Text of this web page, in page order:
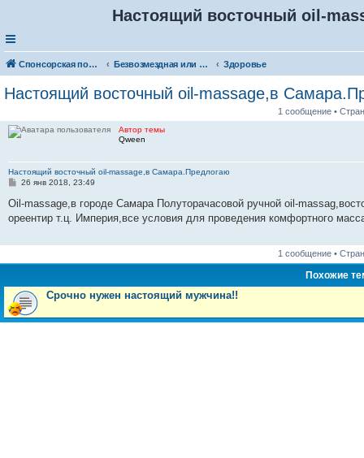
Настоящий восточный oil-
Спонсорская помощь. Разместите своё объявление в соответствующей рубрике Безвозмездная или условно-безвозмездная помощь Здоровье
Настоящий восточный oil-massage,в
1 сообщение •
Автор темы
Qween
Настоящий восточный oil-massage,в Самарa.Предлогаю
С
о
щ
26 янв 2018, 23:49
Oil-massage,в городе Самара Полуторачасовой ручной oil-
ореентир т.ц. Империя,все условия для проведения комфортного
1 сообщение •
Похожие
Срочно нужен настоящий мужчина!!